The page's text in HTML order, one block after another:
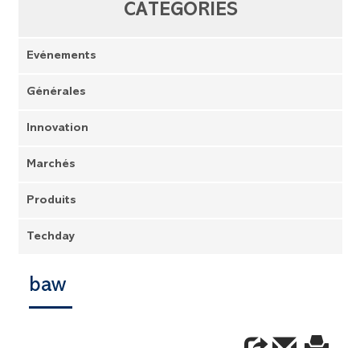
CATÉGORIES
Evénements
Générales
Innovation
Marchés
Produits
Techday
baw